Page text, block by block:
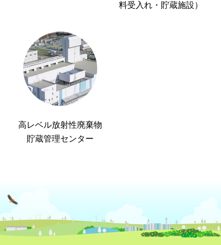
料受入れ・貯蔵施設）
高レベル放射性廃棄物
貯蔵管理センター